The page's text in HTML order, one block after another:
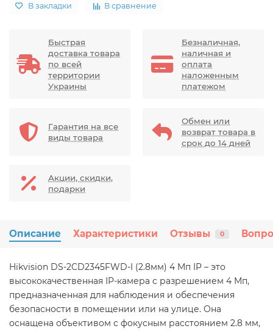
В закладки В сравнение
Быстрая
доставка товара
по всей
территории
Украины
Безналичная,
наличная и
оплата
наложенным
платежом
Гарантия на все
виды товара
Обмен или
возврат товара в
срок до 14 дней
Акции, скидки,
подарки
Описание Характеристики Отзывы 0
Hikvision DS-2CD2345FWD-I (2.8мм) 4 Мп IP – это
высококачественная IP-камера с разрешением 4 Мп,
предназначенная для наблюдения и обеспечения
безопасности в помещении или на улице. Она
оснащена объективом с фокусным расстоянием 2.8 мм,